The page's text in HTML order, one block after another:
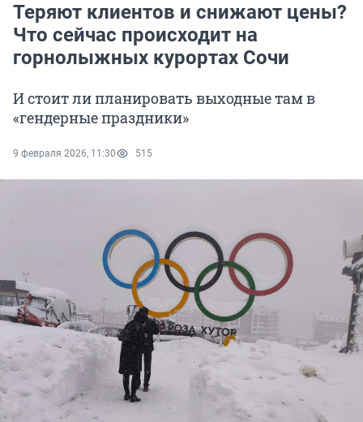
Теряют клиентов и снижают цены?
Что сейчас происходит на
горнолыжных курортах Сочи
И стоит ли планировать выходные там в
«гендерные праздники»
9 февраля 2026, 11:30 515